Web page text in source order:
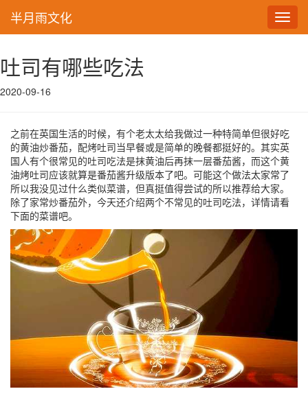
半月雨文化
吐司有哪些吃法
2020-09-16
之前在英国生活的时候，有个老太太给我做过一种特简单但很好吃
的黄油炒番茄，配烤吐司当早餐或是简单的晚餐都挺好的。其实英
国人有个很常见的吐司吃法是抹黄油后再抹一层番茄酱，而这个黄
油烤吐司应该就算是番茄酱升级版本了吧。可能这个做法太家常了
所以我没见过什么类似菜谱，但真挺值得尝试的所以推荐给大家。
除了家常炒番茄外，今天还介绍两个不常见的吐司吃法，详情请看
下面的菜谱吧。